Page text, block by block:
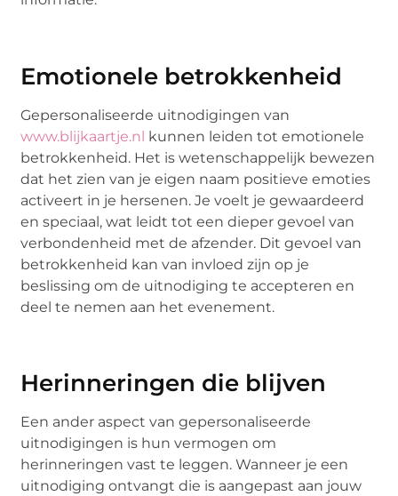
Emotionele betrokkenheid
Gepersonaliseerde uitnodigingen van
www.blijkaartje.nl kunnen leiden tot emotionele
betrokkenheid. Het is wetenschappelijk bewezen
dat het zien van je eigen naam positieve emoties
activeert in je hersenen. Je voelt je gewaardeerd
en speciaal, wat leidt tot een dieper gevoel van
verbondenheid met de afzender. Dit gevoel van
betrokkenheid kan van invloed zijn op je
beslissing om de uitnodiging te accepteren en
deel te nemen aan het evenement.
Herinneringen die blijven
Een ander aspect van gepersonaliseerde
uitnodigingen is hun vermogen om
herinneringen vast te leggen. Wanneer je een
uitnodiging ontvangt die is aangepast aan jouw